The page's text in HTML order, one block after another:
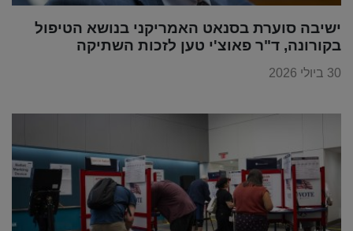
ישיבה סוערת בסנאט האמריקני בנושא הטיפול
בקורונה, ד"ר פאוצ'י טען לזכות השתיקה
30 ביולי 2026